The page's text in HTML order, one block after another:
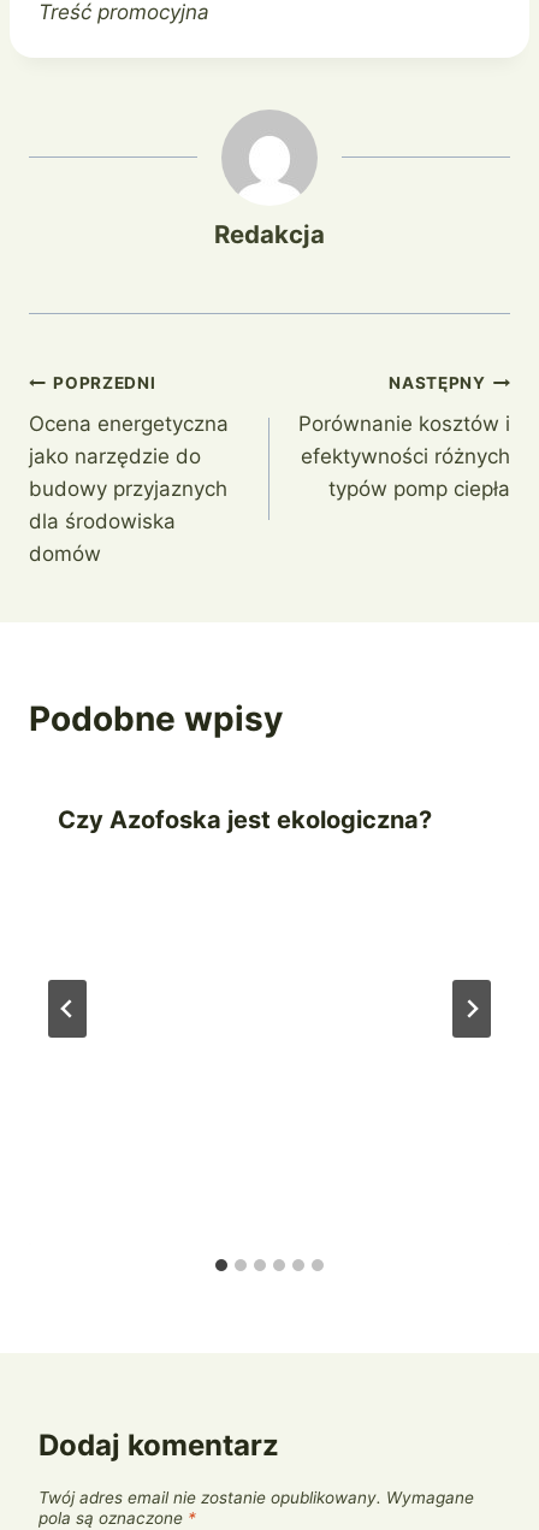
Treść promocyjna
Redakcja
Nawigacja
wpisu
POPRZEDNI
Ocena energetyczna
jako narzędzie do
budowy przyjaznych
dla środowiska
domów
NASTĘPNY
Porównanie kosztów i
efektywności różnych
typów pomp ciepła
Podobne wpisy
Czy Azofoska jest ekologiczna?
Dodaj komentarz
Twój adres email nie zostanie opublikowany. Wymagane
pola są oznaczone *